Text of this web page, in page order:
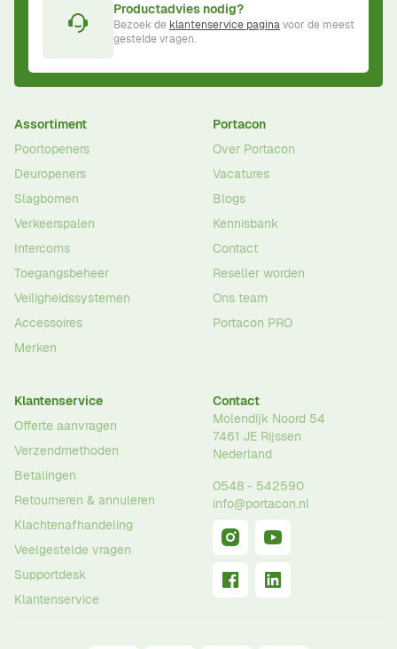
Productadvies nodig?
Bezoek de klantenservice paginavoor de meest
gestelde vragen.
Assortiment
Poortopeners
Deuropeners
Slagbomen
Verkeerspalen
Intercoms
Toegangsbeheer
Veiligheidssystemen
Accessoires
Merken
Portacon
Over Portacon
Vacatures
Blogs
Kennisbank
Contact
Reseller worden
Ons team
Portacon PRO
Klantenservice
Offerte aanvragen
Verzendmethoden
Betalingen
Retourneren & annuleren
Klachtenafhandeling
Veelgestelde vragen
Supportdesk
Klantenservice
Contact
Molendijk Noord 54
7461 JE Rijssen
Nederland
0548 - 542590
info@portacon.nl